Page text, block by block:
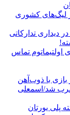
لیگ‌های کشوری
دیداری تدارکاتی
اولتیماتوم تماس
بازی با ذوب‌آهن
ضرب شد/اسمعلی
پلی یورتان